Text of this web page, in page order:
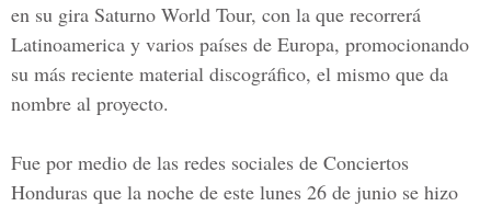
en su gira Saturno World Tour, con la que recorrerá
Latinoamerica y varios países de Europa, promocionando
su más reciente material discográfico, el mismo que da
nombre al proyecto.
Fue por medio de las redes sociales de Conciertos
Honduras que la noche de este lunes 26 de junio se hizo